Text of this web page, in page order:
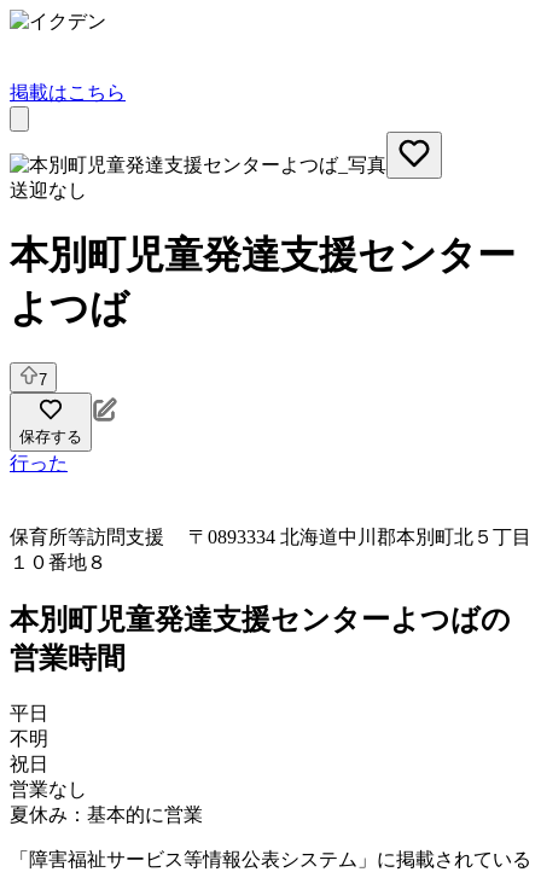
掲載はこちら
送迎なし
本別町児童発達支援センター
よつば
7
保存する
行った
保育所等訪問支援 〒0893334 北海道中川郡本別町北５丁目
１０番地８
本別町児童発達支援センターよつばの
営業時間
平日
不明
祝日
営業なし
夏休み：基本的に営業
「障害福祉サービス等情報公表システム」に掲載されている